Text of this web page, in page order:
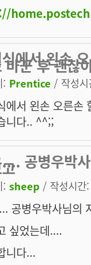
에서 왼손
바꾼 후 괜찮
: Prentice / 작성
에서 왼손 오른손
니다.. ^^;;
공병우박
: sheep / 작성시
공병우박사님의
싶었는데....
니다...